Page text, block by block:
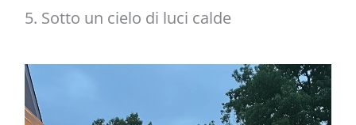
5. Sotto un cielo di luci calde